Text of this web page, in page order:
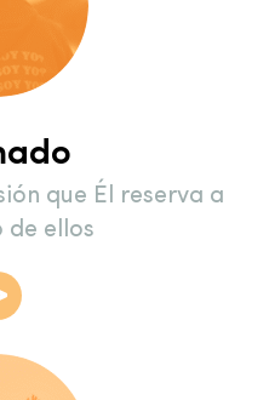
que Él reserva a
de ellos